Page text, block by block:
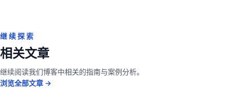
继续探索
相关文章
继续阅读我们博客中相关的指南与案例分析。
浏览全部文章 →